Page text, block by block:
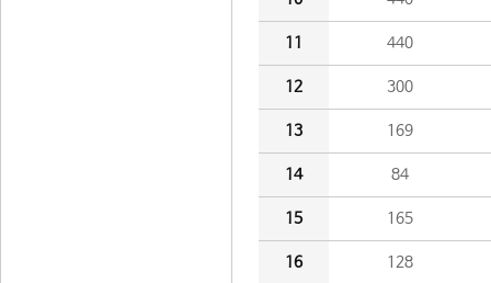
11 440
12 300
13 169
14 84
15 165
16 128